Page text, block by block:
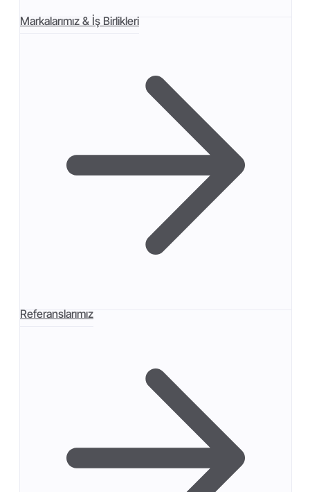
Markalarımız & İş Birlikleri
Referanslarımız